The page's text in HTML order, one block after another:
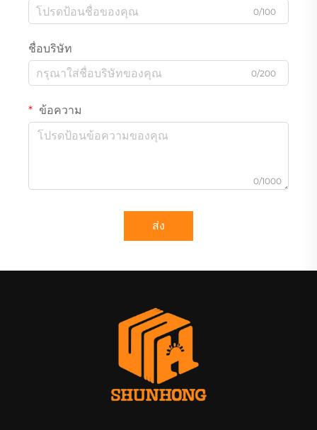
0/100
ชื่อบริษัท
0/200
ข้อความ
0/1000
ส่ง